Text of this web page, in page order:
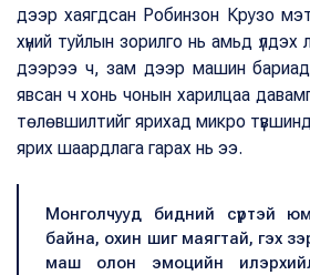
дээр хаягдсан Робинзон Крузо
хүний туйлын зорилго нь амьд
дээрээ ч, зам дээр машин
явсан ч хонь чонын харилцаа
төлөвшилтийг ярихад микро
ярих шаардлага гарах нь ээ.
Монголчууд бидний сүртэй
байна, охин шиг маягтай, гэх
маш олон эмоцийн